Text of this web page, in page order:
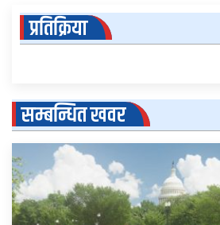
प्रतिक्रिया
सम्बन्धित खवर